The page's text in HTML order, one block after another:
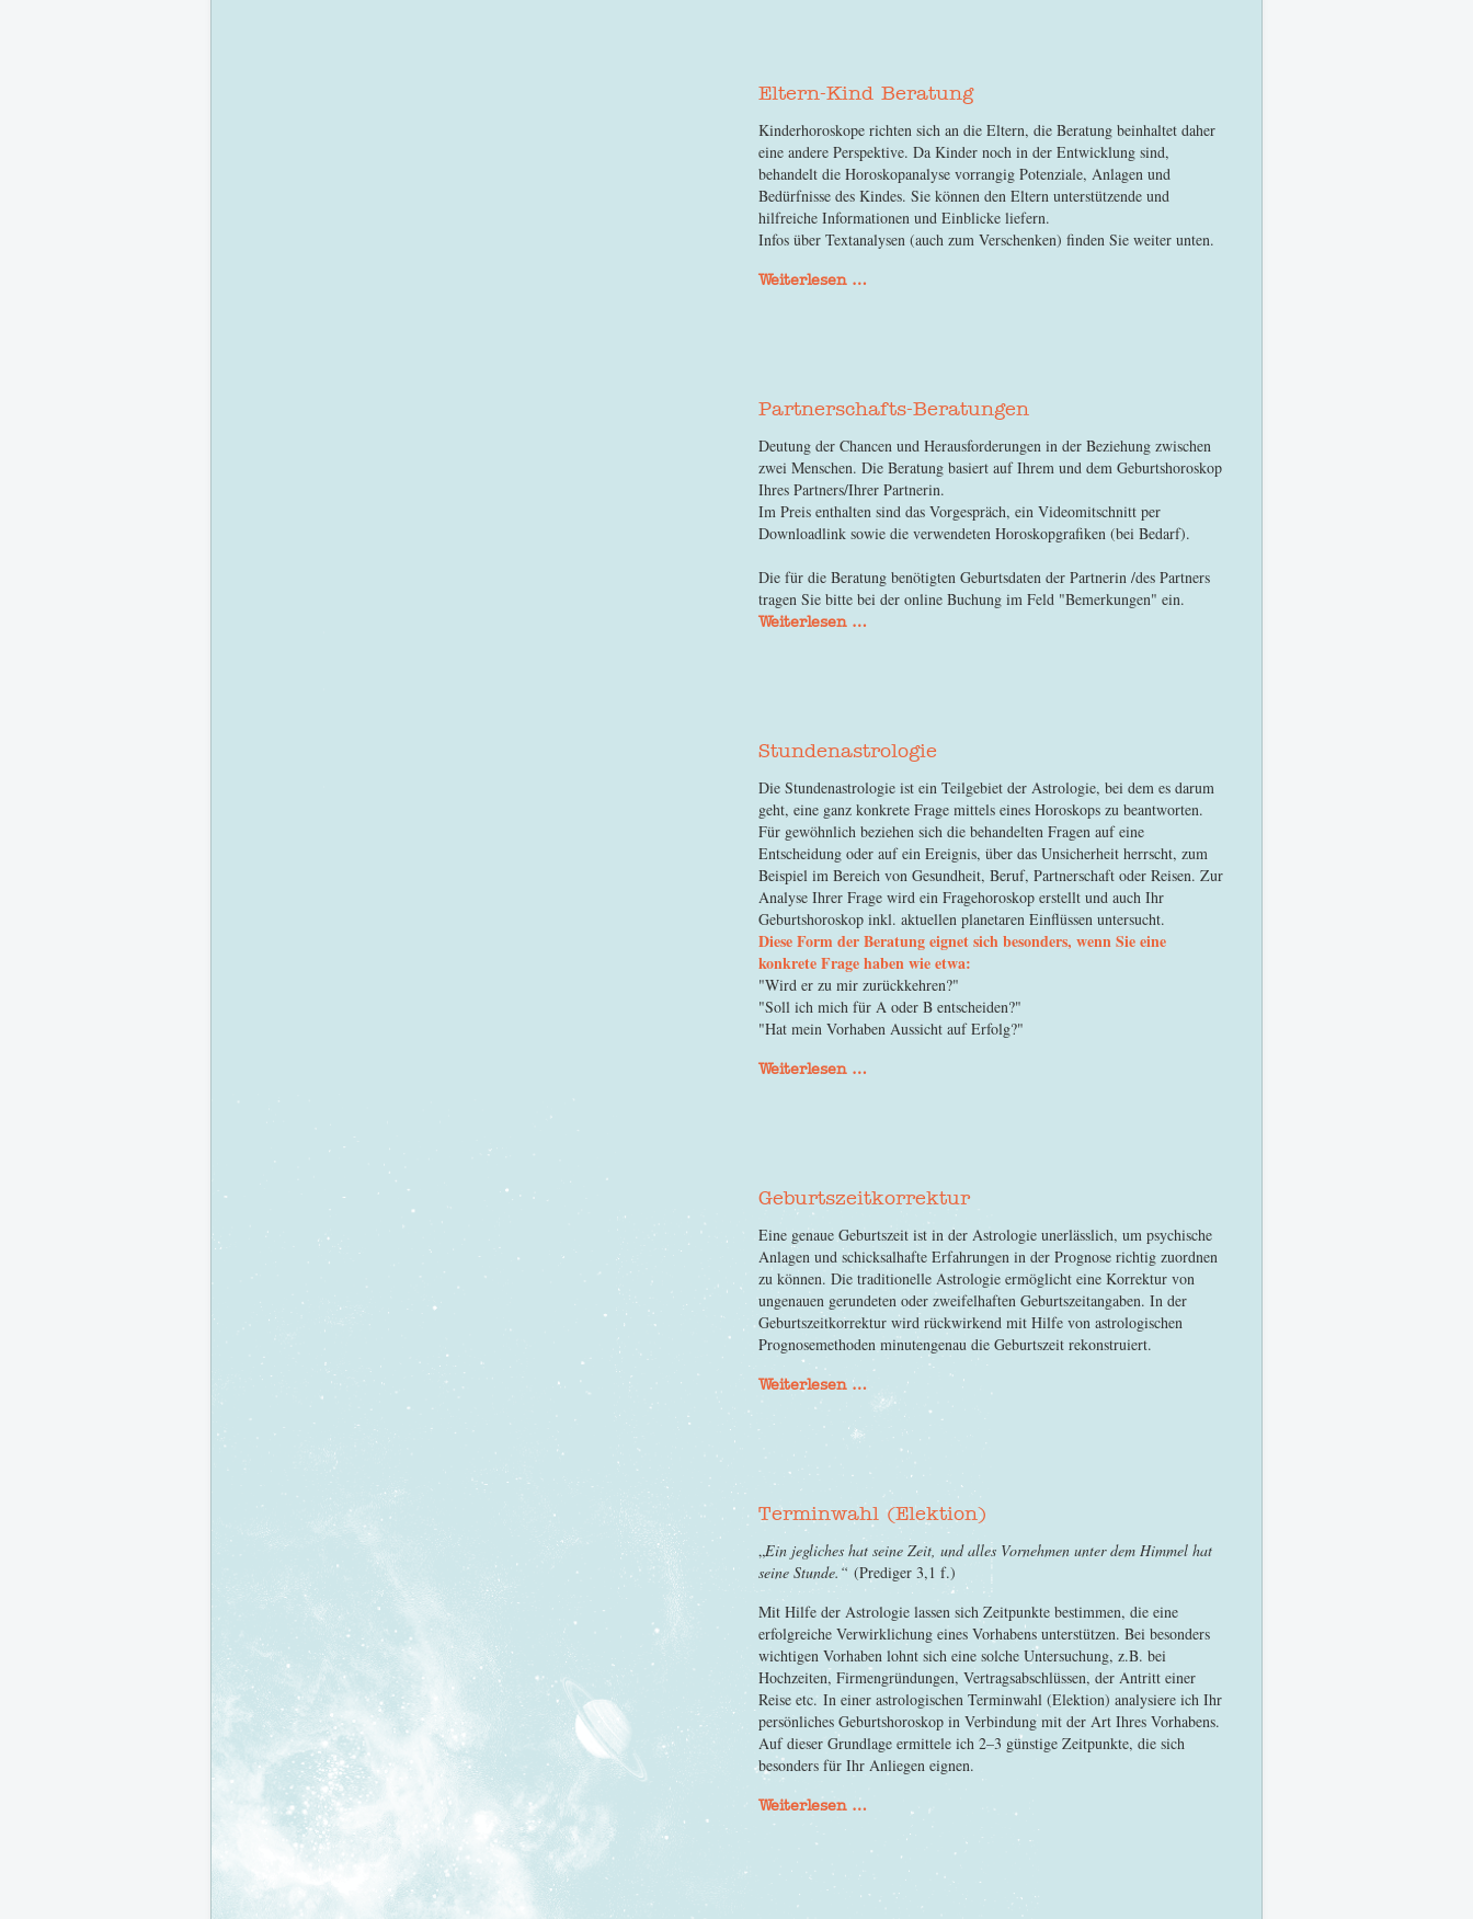
Eltern-Kind Beratung
Kinderhoroskope richten sich an die Eltern, die Beratung beinhaltet daher
eine andere Perspektive. Da Kinder noch in der Entwicklung sind,
behandelt die Horoskopanalyse vorrangig Potenziale, Anlagen und
Bedürfnisse des Kindes. Sie können den Eltern unterstützende und
hilfreiche Informationen und Einblicke liefern.
Infos über Textanalysen (auch zum Verschenken) finden Sie weiter unten.
Weiterlesen …
Partnerschafts-Beratungen
Deutung der Chancen und Herausforderungen in der Beziehung zwischen
zwei Menschen. Die Beratung basiert auf Ihrem und dem Geburtshoroskop
Ihres Partners/Ihrer Partnerin.
Im Preis enthalten sind das Vorgespräch, ein Videomitschnitt per
Downloadlink sowie die verwendeten Horoskopgrafiken (bei Bedarf).
Die für die Beratung benötigten Geburtsdaten der Partnerin /des Partners
tragen Sie bitte bei der online Buchung im Feld "Bemerkungen" ein.
Weiterlesen …
Stundenastrologie
Die Stundenastrologie ist ein Teilgebiet der Astrologie, bei dem es darum
geht, eine ganz konkrete Frage mittels eines Horoskops zu beantworten.
Für gewöhnlich beziehen sich die behandelten Fragen auf eine
Entscheidung oder auf ein Ereignis, über das Unsicherheit herrscht, zum
Beispiel im Bereich von Gesundheit, Beruf, Partnerschaft oder Reisen. Zur
Analyse Ihrer Frage wird ein Fragehoroskop erstellt und auch Ihr
Geburtshoroskop inkl. aktuellen planetaren Einflüssen untersucht.
Diese Form der Beratung eignet sich besonders, wenn Sie eine
konkrete Frage haben wie etwa:
"Wird er zu mir zurückkehren?"
"Soll ich mich für A oder B entscheiden?"
"Hat mein Vorhaben Aussicht auf Erfolg?"
Weiterlesen …
Geburtszeitkorrektur
Eine genaue Geburtszeit ist in der Astrologie unerlässlich, um psychische
Anlagen und schicksalhafte Erfahrungen in der Prognose richtig zuordnen
zu können. Die traditionelle Astrologie ermöglicht eine Korrektur von
ungenauen gerundeten oder zweifelhaften Geburtszeitangaben. In der
Geburtszeitkorrektur wird rückwirkend mit Hilfe von astrologischen
Prognosemethoden minutengenau die Geburtszeit rekonstruiert.
Weiterlesen …
Terminwahl (Elektion)
„Ein jegliches hat seine Zeit, und alles Vornehmen unter dem Himmel hat
seine Stunde.“ (Prediger 3,1 f.)
Mit Hilfe der Astrologie lassen sich Zeitpunkte bestimmen, die eine
erfolgreiche Verwirklichung eines Vorhabens unterstützen. Bei besonders
wichtigen Vorhaben lohnt sich eine solche Untersuchung, z.B. bei
Hochzeiten, Firmengründungen, Vertragsabschlüssen, der Antritt einer
Reise etc. In einer astrologischen Terminwahl (Elektion) analysiere ich Ihr
persönliches Geburtshoroskop in Verbindung mit der Art Ihres Vorhabens.
Auf dieser Grundlage ermittele ich 2–3 günstige Zeitpunkte, die sich
besonders für Ihr Anliegen eignen.
Weiterlesen …